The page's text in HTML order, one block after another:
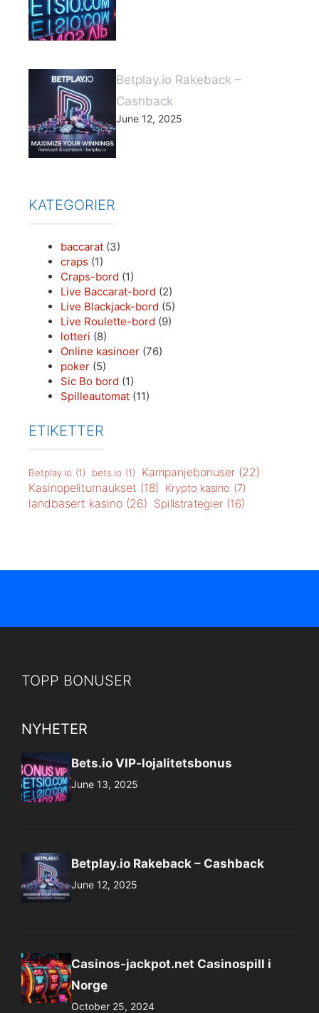
Betplay.io Rakeback –
Cashback
June 12, 2025
KATEGORIER
baccarat (3)
craps (1)
Craps-bord (1)
Live Baccarat-bord (2)
Live Blackjack-bord (5)
Live Roulette-bord (9)
lotteri (8)
Online kasinoer (76)
poker (5)
Sic Bo bord (1)
Spilleautomat (11)
ETIKETTER
Betplay.io (1) bets.io (1) Kampanjebonuser (22)
Kasinopeliturnaukset (18) Krypto kasino (7)
landbasert kasino (26) Spillstrategier (16)
TOPP BONUSER
NYHETER
Bets.io VIP-lojalitetsbonus
June 13, 2025
Betplay.io Rakeback – Cashback
June 12, 2025
Casinos-jackpot.net Casinospill i
Norge
October 25, 2024